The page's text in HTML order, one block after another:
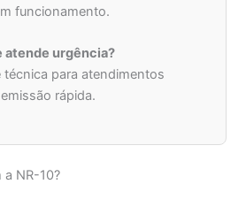
funcionamento.
atende urgência?
técnica para atendimentos
rápida.
NR-10?